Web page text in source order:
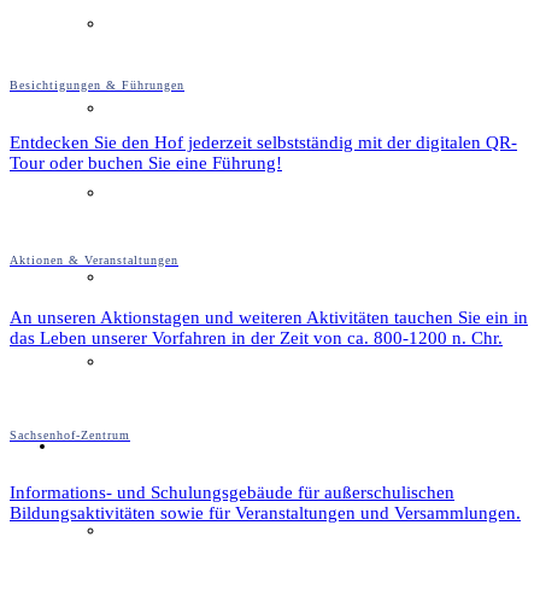
Sachsenhof
Besichtigungen & Führungen
Entdecken Sie den Hof jederzeit selbstständig mit der digitalen QR-
Tour oder buchen Sie eine Führung!
Aktionen & Veranstaltungen
An unseren Aktionstagen und weiteren Aktivitäten tauchen Sie ein in
das Leben unserer Vorfahren in der Zeit von ca. 800-1200 n. Chr.
Sachsenhof-Zentrum
Informations- und Schulungsgebäude für außerschulischen
Bildungsaktivitäten sowie für Veranstaltungen und Versammlungen.